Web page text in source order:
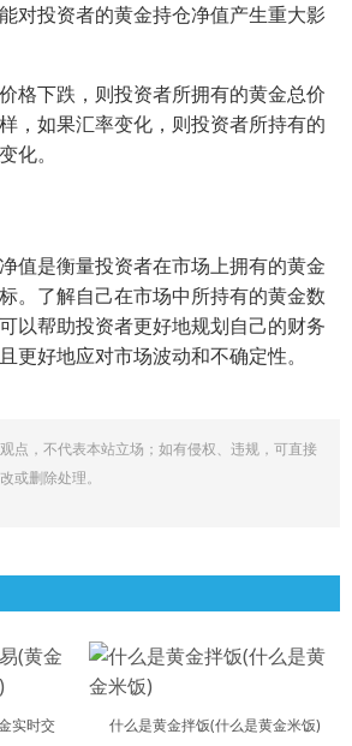
对投资者的黄金持仓净值产生重大影
格下跌，则投资者所拥有的黄金总价
，如果汇率变化，则投资者所持有的
化。
值是衡量投资者在市场上拥有的黄金
。了解自己在市场中所持有的黄金数
以帮助投资者更好地规划自己的财务
更好地应对市场波动和不确定性。
点，不代表本站立场；如有侵权、违规，可直接
或删除处理。
实时交 什么是黄金拌饭(什么是黄金米饭)